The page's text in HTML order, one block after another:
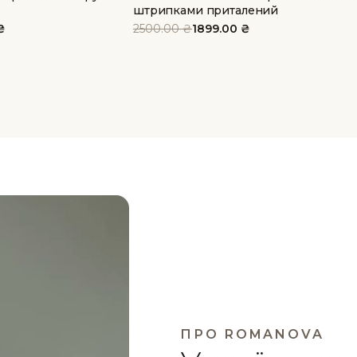
штрипками приталений
2500.00₴
Оригінальна1899.00 ₴
Поточна
ПРО ROMANOVA